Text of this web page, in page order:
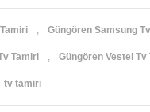
, Güngören Samsung
Tamiri , Güngören Vestel Tv
tv tamiri